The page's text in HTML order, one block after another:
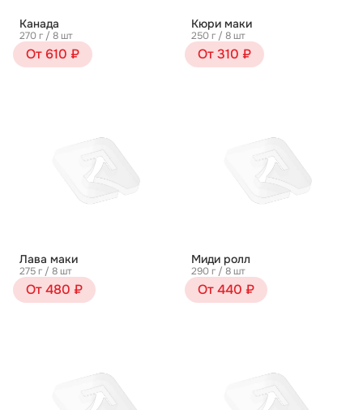
Канада
270 г / 8 шт
От 610 ₽
Кюри маки
250 г / 8 шт
От 310 ₽
Лава маки
275 г / 8 шт
От 480 ₽
Миди ролл
290 г / 8 шт
От 440 ₽